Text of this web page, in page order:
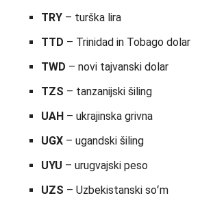
TRY – turška lira
TTD – Trinidad in Tobago dolar
TWD – novi tajvanski dolar
TZS – tanzanijski šiling
UAH – ukrajinska grivna
UGX – ugandski šiling
UYU – urugvajski peso
UZS – Uzbekistanski soʻm